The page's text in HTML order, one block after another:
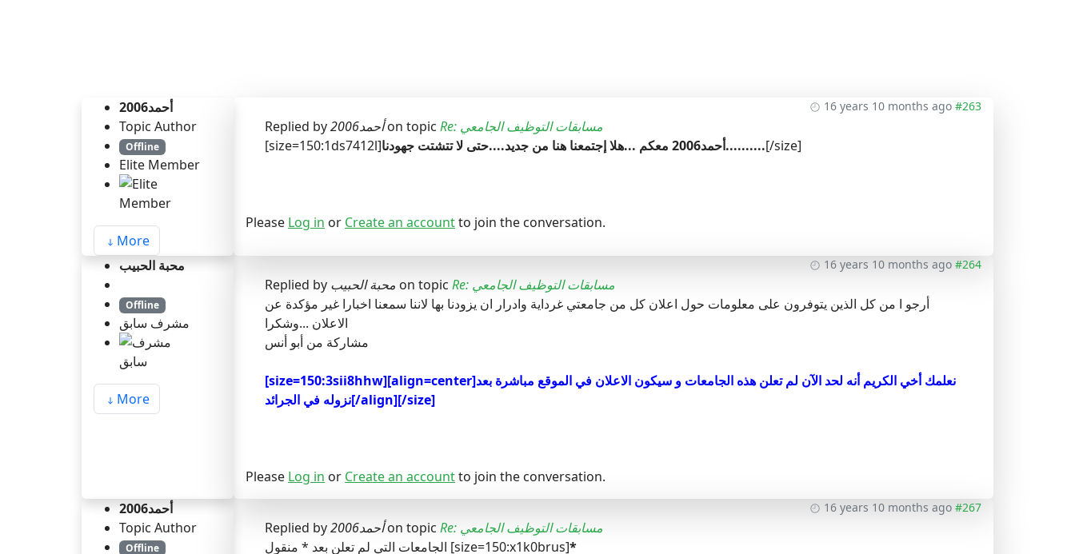
أحمد2006
Topic Author
Offline
Elite Member
More
16 years 10 months ago #263
Replied by أحمد2006on topic
Re: مسابقات التوظيف الجامعي
[size=150:1ds7412l]
أحمد2006 معكم ...هلا إجتمعنا هنا من جديد....حتى لا تتشتت جهودنا..........[/size]
Please Log in or Create an accountto join the conversation.
محبة الحبيب
Offline
مشرف سابق
More
16 years 10 months ago #264
Replied by محبة الحبيب on topic
Re: مسابقات التوظيف الجامعي
أرجو ا من كل الذين يتوفرون على معلومات حول اعلان كل من جامعتي غرداية وادرار ان يزودنا بها لاننا سمعنا اخبارا غير مؤكدة عن
الاعلان ...وشكرا
مشاركة من أبو أنس
[size=150:3sii8hhw][align=center]نعلمك أخي الكريم أنه لحد الآن لم تعلن هذه الجامعات و سيكون الاعلان في الموقع مباشرة بعد
نزوله في الجرائد[/align][/size]
Please Log in or Create an accountto join the conversation.
أحمد2006
Topic Author
Offline
16 years 10 months ago #267
Replied by أحمد2006on topic
Re: مسابقات التوظيف الجامعي
الجامعات التي لم تعلن بعد * منقول [size=150:x1k0brus]*